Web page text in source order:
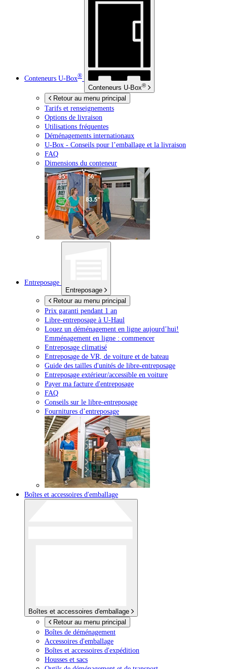
Conteneurs U-Box®
Conteneurs U-Box®
Retour au menu principal
Tarifs et renseignements
Options de livraison
Utilisations fréquentes
Déménagements internationaux
U-Box - Conseils pour l’emballage et la livraison
FAQ
Dimensions du conteneur
Entreposage
Entreposage
Retour au menu principal
Prix garanti pendant 1 an
Libre-entreposage à U-Haul
Louez un déménagement en ligne aujourd’hui!
Emménagement en ligne : commencer
Entreposage climatisé
Entreposage de VR, de voiture et de bateau
Guide des tailles d'unités de libre-entreposage
Entreposage extérieur/accessible en voiture
Payer ma facture d'entreposage
FAQ
Conseils sur le libre-entreposage
Fournitures d’entreposage
Boîtes et accessoires d'emballage
Boîtes et accessoires d'emballage
Retour au menu principal
Boîtes de déménagement
Accessoires d'emballage
Boîtes et accessoires d'expédition
Housses et sacs